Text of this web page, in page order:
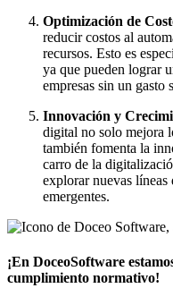
Optimización de
reducir costos al
recursos. Esto es
ya que pueden lograr
empresas sin un gasto
Innovación y
digital no solo mejora
también fomenta la
carro de la
explorar nuevas líneas
emergentes.
¡En DoceoSoftware
cumplimiento normativo!